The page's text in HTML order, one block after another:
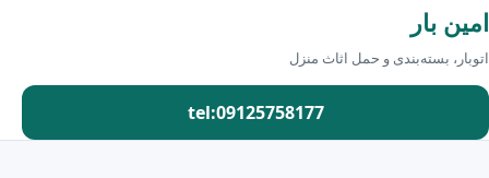
امین بار
اتوبار، بسته‌بندی و حمل اثاث منزل
tel:09125758177